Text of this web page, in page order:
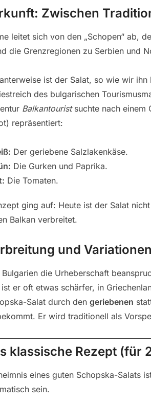
Zwischen
leitet sich von den „Schopen“ ab,
die Grenzregionen zu Serbien und
ist der Salat, so wie wir
des bulgarischen
Balkantouristsuchte nach einem
repräsentiert:
Der geriebene Salzlakenkäse.
Die Gurken und Paprika.
Die Tomaten.
ging auf: Heute ist der Salat
Balkan verbreitet.
und Variationen
die Urheberschaft
er oft etwas schärfer, in
Salat durch den geriebenen
Er wird traditionell als
klassische Rezept (für
eines guten Schopska-Salats
sein.